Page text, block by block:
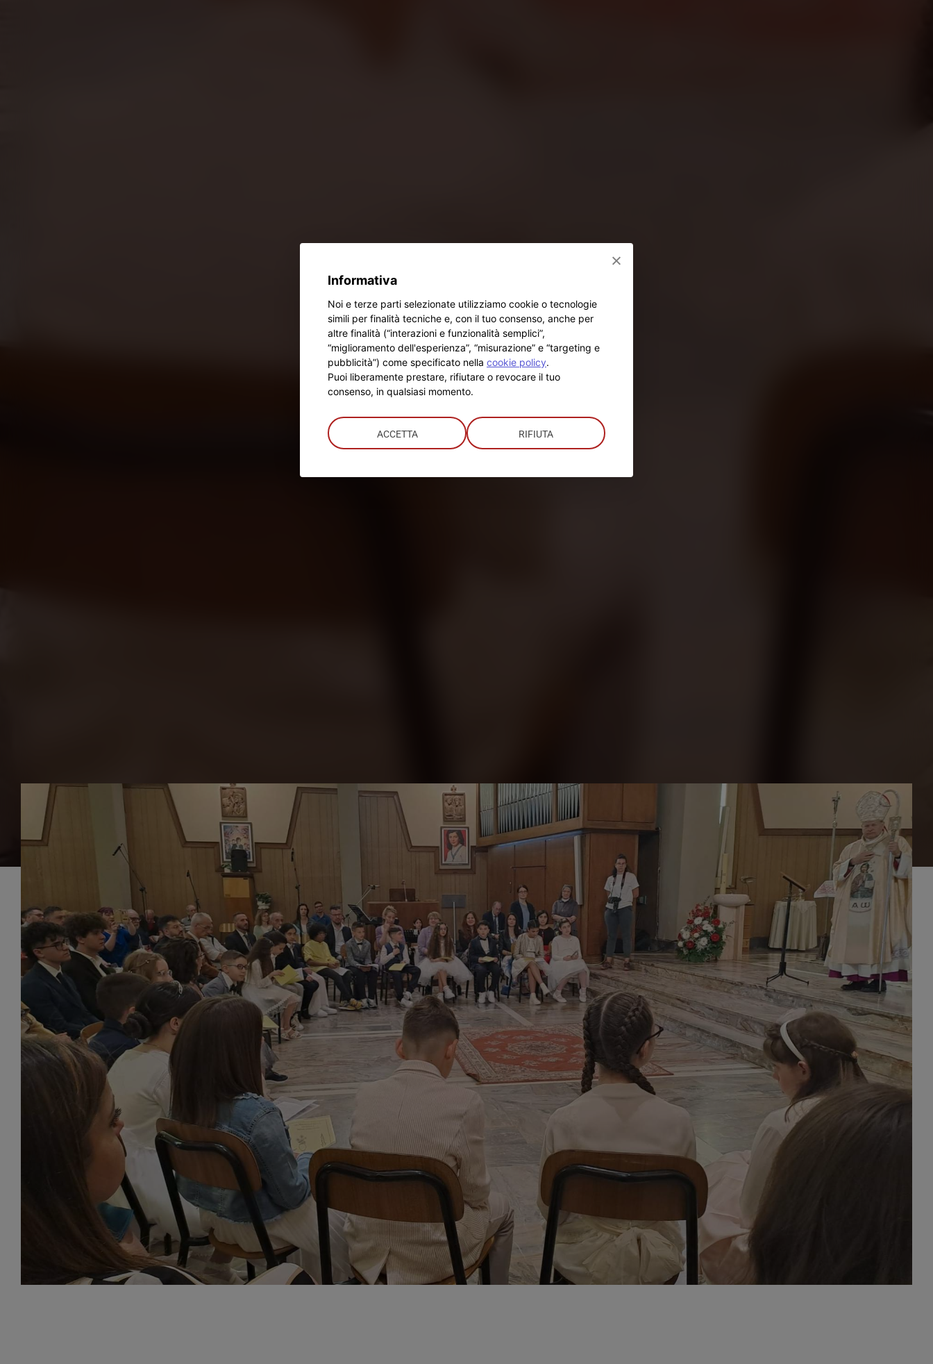
Informativa
Noi e terze parti selezionate utilizziamo cookie o tecnologie
simili per finalità tecniche e, con il tuo consenso, anche per
altre finalità (“interazioni e funzionalità semplici”,
“miglioramento dell'esperienza”, “misurazione” e “targeting e
pubblicità”) come specificato nella cookie policy.
Puoi liberamente prestare, rifiutare o revocare il tuo
consenso, in qualsiasi momento.
ACCETTA RIFIUTA